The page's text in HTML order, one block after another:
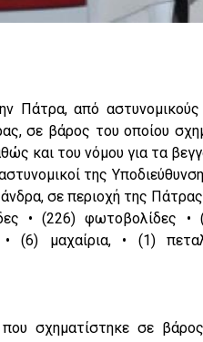
Πάτρα, από
σε βάρος του οποίου
και του νόμου για τα
αστυνομικοί της
άνδρα, σε περιοχή της
• (226) φωτοβολίδες •
• (6) μαχαίρια, • (1)
σχηματίστηκε σε